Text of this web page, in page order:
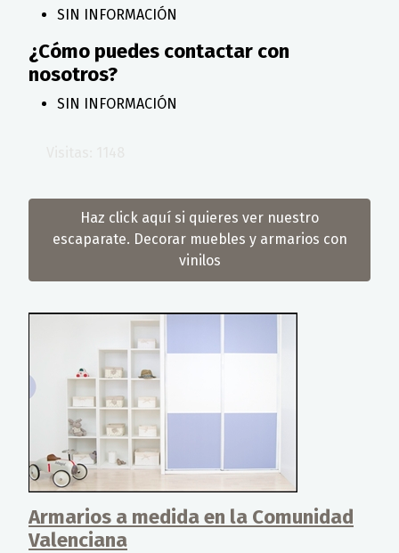
SIN INFORMACIÓN
¿Cómo puedes contactar con
nosotros?
SIN INFORMACIÓN
Haz click aquí si quieres ver nuestro
escaparate. Decorar muebles y armarios con
vinilos
Armarios a medida en la Comunidad
Valenciana